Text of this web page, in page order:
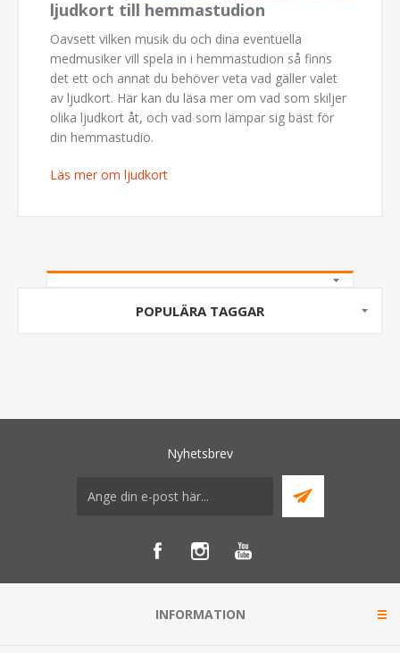
ljudkort till hemmastudion
Oavsett vilken musik du och dina eventuella
medmusiker vill spela in i hemmastudion så finns
det ett och annat du behöver veta vad gäller valet
av ljudkort. Här kan du läsa mer om vad som skiljer
olika ljudkort åt, och vad som lämpar sig bäst för
din hemmastudio.
Läs mer om ljudkort
POPULÄRA TAGGAR
Nyhetsbrev
INFORMATION